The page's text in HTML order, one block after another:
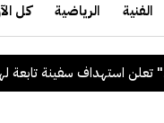
الفنية الرياضية كل
سفينة تابعة لها بصاروخ